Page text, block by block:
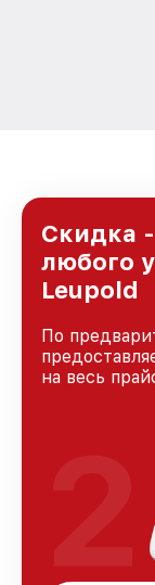
Скидка
любого
Leupold
По
на весь